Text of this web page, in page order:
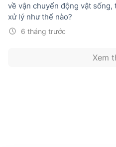
Doanh nghiệp dân tộc
Khác6 tháng trước
về vận chuyển động vật
xử lý như thế nào?
Xem